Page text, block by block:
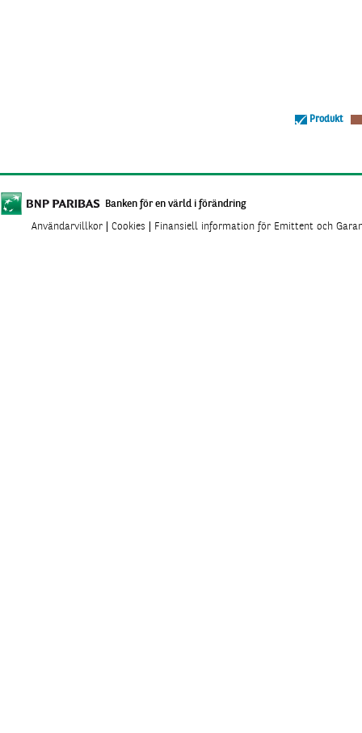
Produkt
Banken för en värld i förändring
Användarvillkor Cookies Finansiell information för Emittent och